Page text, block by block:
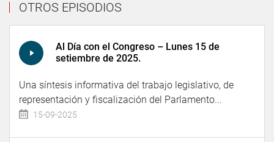
OTROS EPISODIOS
Al Día con el Congreso – Lunes 15 de
setiembre de 2025.
Una síntesis informativa del trabajo legislativo, de
representación y fiscalización del Parlamento...
15-09-2025